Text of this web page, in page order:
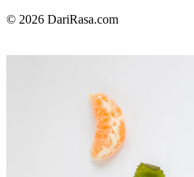
© 2026 DariRasa.com